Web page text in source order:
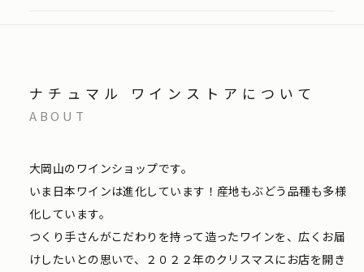
ナチュマル ワインストアについて
ABOUT
大岡山のワインショップです。
いま日本ワインは進化しています！産地もぶどう品種も多様
化しています。
つくり手さんがこだわりを持って造ったワインを、広くお届
けしたいとの思いで、２０２２年のクリスマスにお店を開き